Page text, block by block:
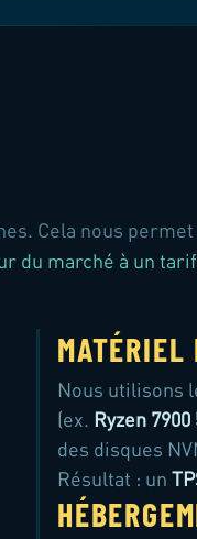
Cela nous
du marché à un
MATÉRIEL
Nous utilisons
(ex. Ryzen 7900
des disques
Résultat : un